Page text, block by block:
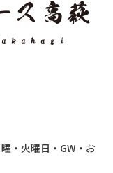
・火曜日・GW・お